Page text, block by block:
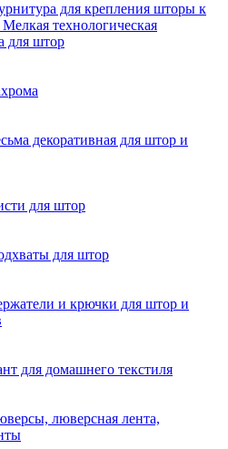
для крепления шторы к
технологическая
для штор
декоративная для штор и
для штор
для штор
и крючки для штор и
для домашнего текстиля
люверсная лента,